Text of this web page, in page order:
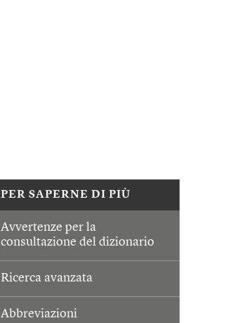
PER SAPERNE DI PIÙ
Avvertenze per la
consultazione del dizionario
Ricerca avanzata
Abbreviazioni